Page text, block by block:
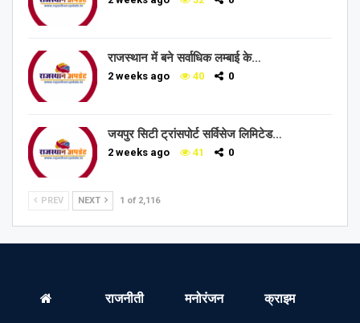
राजस्थान में बने सर्वाधिक लम्बाई के…
2 weeks ago 40 0
जयपुर सिटी ट्रांसपोर्ट सर्विसेज लिमिटेड…
2 weeks ago 41 0
PREV NEXT 1 of 2,116
राजनीती मनोरंजन क्राइम